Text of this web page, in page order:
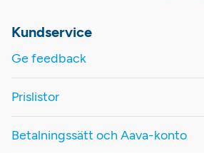
Kundservice
Ge feedback
Prislistor
Betalningssätt och Aava-konto